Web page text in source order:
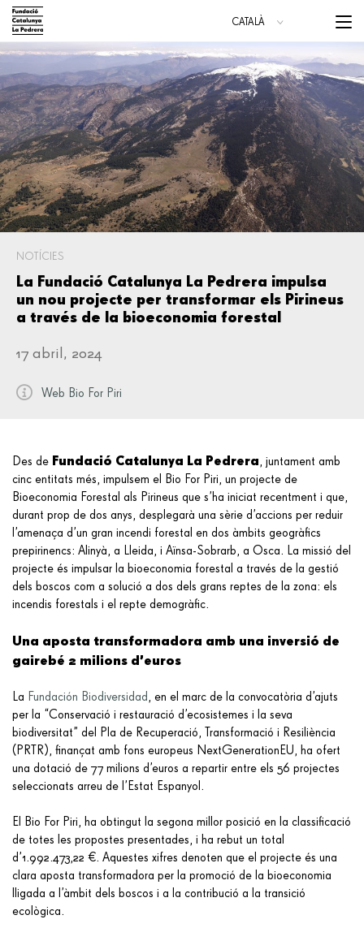
Vés
contingut
Main
navigation
Menu
CATALÀ
ESPAÑOL
ENGLISH
NOTÍCIES
La Fundació Catalunya La Pedrera impulsa
un nou projecte per transformar els Pirineus
a través de la bioeconomia forestal
17 abril, 2024
Web Bio For Piri
Des de Fundació Catalunya La Pedrera, juntament amb
cinc entitats més, impulsem el Bio For Piri, un projecte de
Bioeconomia Forestal als Pirineus que s’ha iniciat recentment i que,
durant prop de dos anys, desplegarà una sèrie d’accions per reduir
l’amenaça d’un gran incendi forestal en dos àmbits geogràfics
prepirinencs: Alinyà, a Lleida, i Aïnsa-Sobrarb, a Osca. La missió del
projecte és impulsar la bioeconomia forestal a través de la gestió
dels boscos com a solució a dos dels grans reptes de la zona: els
incendis forestals i el repte demogràfic.
Una aposta transformadora amb una inversió de
gairebé 2 milions d’euros
La Fundación Biodiversidad, en el marc de la convocatòria d’ajuts
per la “Conservació i restauració d’ecosistemes i la seva
biodiversitat” del Pla de Recuperació, Transformació i Resiliència
(PRTR), finançat amb fons europeus NextGenerationEU, ha ofert
una dotació de 77 milions d’euros a repartir entre els 56 projectes
seleccionats arreu de l’Estat Espanyol.
El Bio For Piri, ha obtingut la segona millor posició en la classificació
de totes les propostes presentades, i ha rebut un total
d’1.992.473,22 €. Aquestes xifres denoten que el projecte és una
clara aposta transformadora per la promoció de la bioeconomia
lligada a l’àmbit dels boscos i a la contribució a la transició
ecològica.